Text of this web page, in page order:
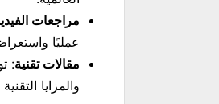
مراجعات
عمليًا
مقالات تقنية:
والمزايا